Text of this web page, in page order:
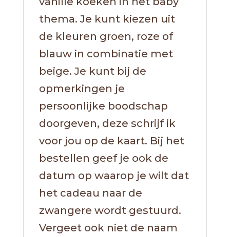
thema. Je kunt kiezen uit
de kleuren groen, roze of
blauw in combinatie met
beige. Je kunt bij de
opmerkingen je
persoonlijke boodschap
doorgeven, deze schrijf ik
voor jou op de kaart. Bij het
bestellen geef je ook de
datum op waarop je wilt dat
het cadeau naar de
zwangere wordt gestuurd.
Vergeet ook niet de naam